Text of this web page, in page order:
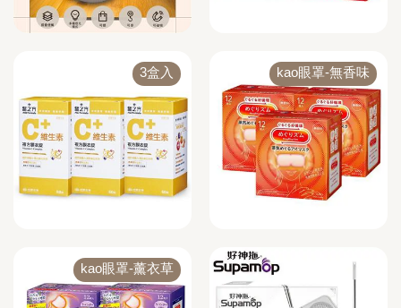
3盒入 kao眼罩-無香味
kao眼罩-薰衣草